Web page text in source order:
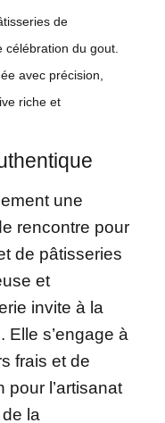
de
du gout.
avec précision,
riche et
une
rencontre pour
de pâtisseries
et
invite à la
Elle s’engage à
frais et de
pour l’artisanat
la